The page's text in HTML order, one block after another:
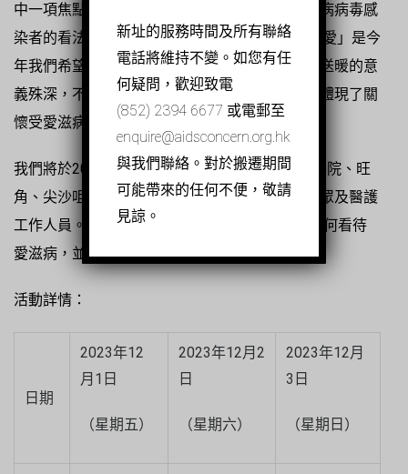
中一項焦點公眾活動，重點在於改變大眾對愛滋病病毒感
染者的看法和態度，從而促進社會共融。「呼吸‧愛」是今
年我們希望藉咖啡車向大眾傳遞的訊息。咖啡車送暖的意
義殊深，不僅僅是為大眾提供一杯熱咖啡，而是體現了關
懷受愛滋病病毒影響的社群的大愛精神。
我們將於2023年12月1至3日分別於威爾斯親王醫院、旺
角、尖沙咀、中環及元朗派發免費咖啡予普羅大眾及醫護
工作人員。 同時，我們將進行普查以了解大眾如何看待
愛滋病，並傳遞正面的性健康訊息。
活動詳情：
日期
2023年12
月1日
（星期五）
2023年12月2
日
（星期六）
2023年12月
3日
（星期日）
新址的服務時間及所有聯絡
電話將維持不變。如您有任
何疑問，歡迎致電
(852) 2394 6677 或電郵至
enquire@aidsconcern.org.hk
與我們聯絡。對於搬遷期間
可能帶來的任何不便，敬請
見諒。